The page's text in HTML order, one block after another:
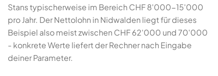
Stans typischerweise im Bereich CHF 8'000-15'000
pro Jahr. Der Nettolohn in Nidwalden liegt für dieses
Beispiel also meist zwischen CHF 62'000 und 70'000
- konkrete Werte liefert der Rechner nach Eingabe
deiner Parameter.